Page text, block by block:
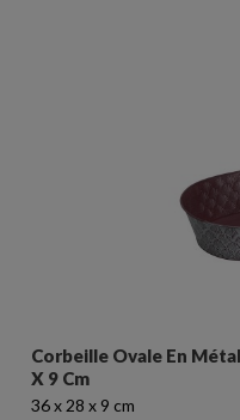
Corbeille Ovale En
X 9 Cm
36 x 28 x 9 cm